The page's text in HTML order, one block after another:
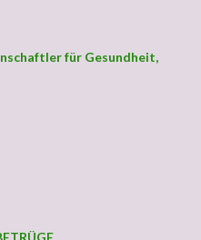
für Gesundheit,